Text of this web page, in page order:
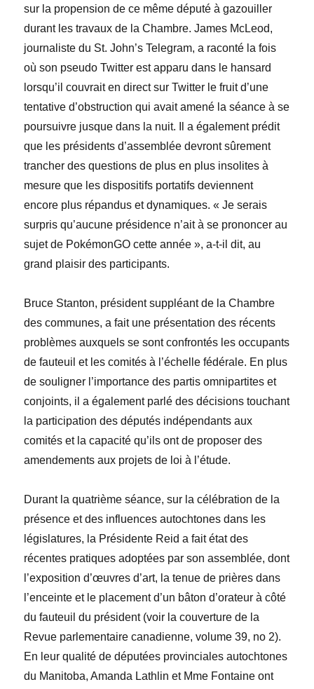
sur la propension de ce même député à gazouiller
durant les travaux de la Chambre.James McLeod,
journaliste du St. John’s Telegram, a raconté la fois
où son pseudo Twitter est apparu dans le hansard
lorsqu’il couvrait en direct sur Twitter le fruit d’une
tentative d’obstruction qui avait amené la séance à se
poursuivre jusque dans la nuit. Il a également prédit
que les présidents d’assemblée devront sûrement
trancher des questions de plus en plus insolites à
mesure que les dispositifs portatifs deviennent
encore plus répandus et dynamiques. « Je serais
surpris qu’aucune présidence n’ait à se prononcer au
sujet de PokémonGO cette année », a-t-il dit, au
grand plaisir des participants.
Bruce Stanton, président suppléant de la Chambre
des communes, a fait une présentation des récents
problèmes auxquels se sont confrontés les occupants
de fauteuil et les comités à l’échelle fédérale. En plus
de souligner l’importance des partis omnipartites et
conjoints, il a également parlé des décisions touchant
la participation des députés indépendants aux
comités et la capacité qu’ils ont de proposer des
amendements aux projets de loi à l’étude.
Durant la quatrième séance, sur la célébration de la
présence et des influences autochtones dans les
législatures, la Présidente Reid a fait état des
récentes pratiques adoptées par son assemblée, dont
l’exposition d’œuvres d’art, la tenue de prières dans
l’enceinte et le placement d’un bâton d’orateur à côté
du fauteuil du président (voir la couverture de la
Revue parlementaire canadienne, volume 39, no 2).
En leur qualité de députées provinciales autochtones
du Manitoba,Amanda Lathlin et Mme Fontaine ont